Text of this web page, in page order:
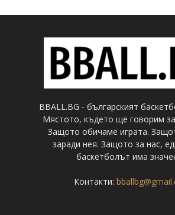
BBALL.BG - българският
Мястото, където ще говорим
Защото обичаме играта.
заради нея. Защото за нас,
баскетболът има
Контакти: